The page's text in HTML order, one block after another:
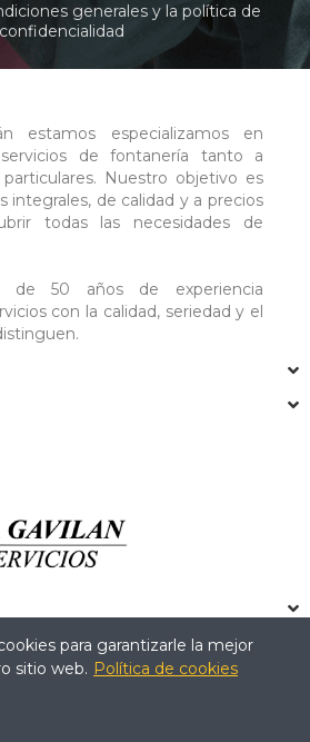
generales y la política de
estamos especializamos en
de fontanería tanto a
Nuestro objetivo es
integrales, de calidad y a precios
todas las necesidades de
de 50 años de experiencia
con la calidad, seriedad y el
Gavilán. All Rights Reserved.
para garantizarle la mejor
sitio web. Política de cookies